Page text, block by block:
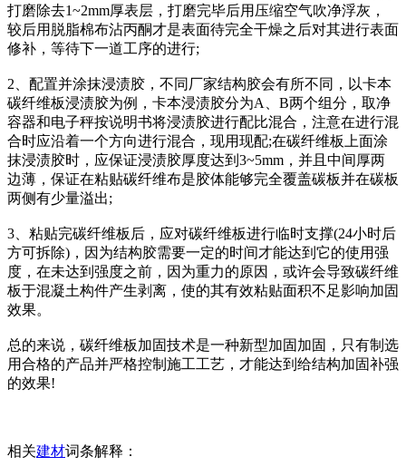
打磨除去1~2mm厚表层，打磨完毕后用压缩空气吹净浮灰，
较后用脱脂棉布沾丙酮才是表面待完全干燥之后对其进行表面
修补，等待下一道工序的进行;
2、配置并涂抹浸渍胶，不同厂家结构胶会有所不同，以卡本
碳纤维板浸渍胶为例，卡本浸渍胶分为A、B两个组分，取净
容器和电子秤按说明书将浸渍胶进行配比混合，注意在进行混
合时应沿着一个方向进行混合，现用现配;在碳纤维板上面涂
抹浸渍胶时，应保证浸渍胶厚度达到3~5mm，并且中间厚两
边薄，保证在粘贴碳纤维布是胶体能够完全覆盖碳板并在碳板
两侧有少量溢出;
3、粘贴完碳纤维板后，应对碳纤维板进行临时支撑(24小时后
方可拆除)，因为结构胶需要一定的时间才能达到它的使用强
度，在未达到强度之前，因为重力的原因，或许会导致碳纤维
板于混凝土构件产生剥离，使的其有效粘贴面积不足影响加固
效果。
总的来说，碳纤维板加固技术是一种新型加固加固，只有制选
用合格的产品并严格控制施工工艺，才能达到给结构加固补强
的效果!
相关建材词条解释：